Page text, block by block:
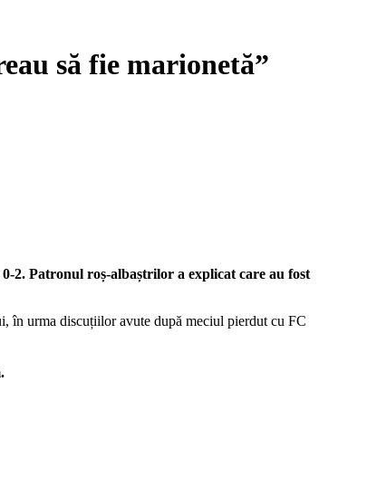
să fie marionetă”
2. Patronul roș-albaștrilor a explicat care au fost
în urma discuțiilor avute după meciul pierdut cu FC